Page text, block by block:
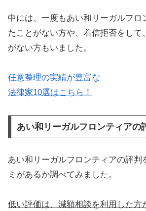
中には、一度もあい和リーガルフロ
たことがない方や、着信拒否をして
がない方もいました。
任意整理の実績が豊富な
法律家10選はこちら！
あい和リーガルフロンティアの
あい和リーガルフロンティアの評判
ミがあるか調べてみました。
低い評価は、減額相談を利用した方